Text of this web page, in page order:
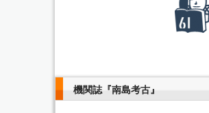
機関誌『南島考古』